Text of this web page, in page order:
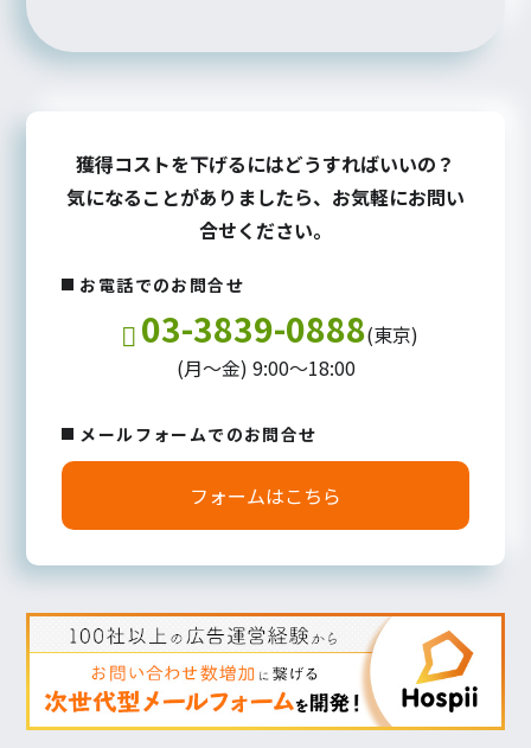
獲得コストを下げるにはどうすればいいの？
気になることがありましたら、お気軽にお問い
合せください。
お電話でのお問合せ
03-3839-0888(東京)
(月～金) 9:00～18:00
メールフォームでのお問合せ
フォームはこちら